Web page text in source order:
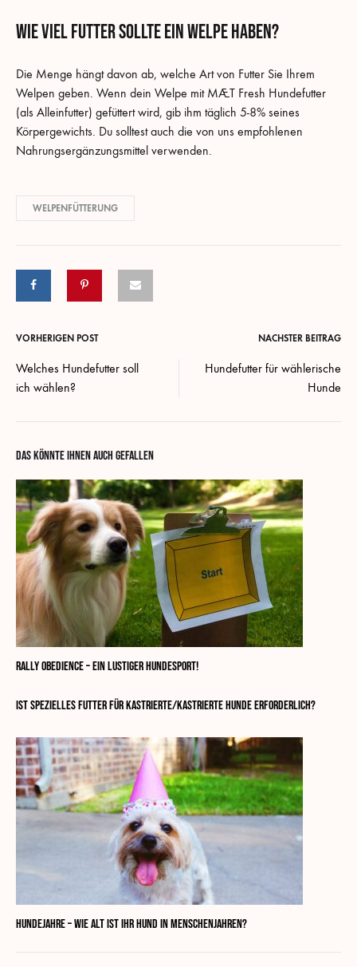
Wie viel Futter sollte ein Welpe haben?
Die Menge hängt davon ab, welche Art von Futter Sie Ihrem
Welpen geben. Wenn dein Welpe mit MÆT Fresh Hundefutter
(als Alleinfutter) gefüttert wird, gib ihm täglich 5-8% seines
Körpergewichts. Du solltest auch die von uns empfohlenen
Nahrungsergänzungsmittel verwenden.
WELPENFÜTTERUNG
Nachnavigation
VORHERIGEN POST NÄCHSTER BEITRAG
Welches Hundefutter soll
ich wählen?
Hundefutter für wählerische
Hunde
DAS KÖNNTE IHNEN AUCH GEFALLEN
Rally Obedience – ein lustiger Hundesport!
Ist spezielles Futter für kastrierte/kastrierte Hunde erforderlich?
Hundejahre – Wie alt ist Ihr Hund in Menschenjahren?